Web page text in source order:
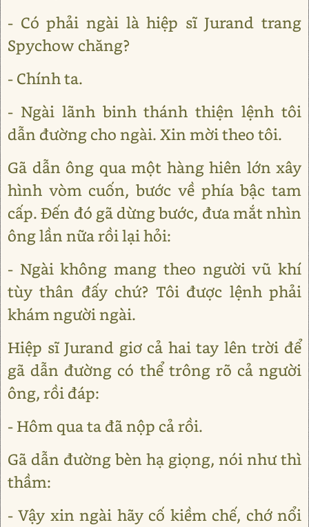
- Có phải ngài là hiệp sĩ Jurand trang
Spychow chăng?
- Chính ta.
- Ngài lãnh binh thánh thiện lệnh tôi
dẫn đường cho ngài. Xin mời theo tôi.
Gã dẫn ông qua một hàng hiên lớn xây
hình vòm cuốn, bước về phía bậc tam
cấp. Đến đó gã dừng bước, đưa mắt nhìn
ông lần nữa rồi lại hỏi:
- Ngài không mang theo người vũ khí
tùy thân đấy chứ? Tôi được lệnh phải
khám người ngài.
Hiệp sĩ Jurand giơ cả hai tay lên trời để
gã dẫn đường có thể trông rõ cả người
ông, rồi đáp:
- Hôm qua ta đã nộp cả rồi.
Gã dẫn đường bèn hạ giọng, nói như thì
thầm:
- Vậy xin ngài hãy cố kiềm chế, chớ nổi